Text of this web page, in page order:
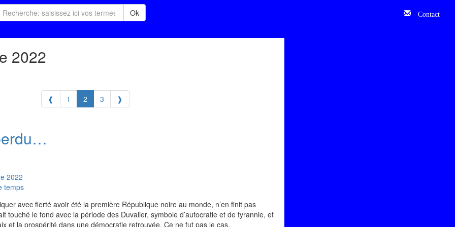
Ok Contact
2022
❰ 1 2 3 ❱
2022
temps
avec fierté avoir été la première République noire au monde, n’en finit pas
touché le fond avec la période des Duvalier, symbole d’autocratie et de tyrannie, et
et la prospérité dans une démocratie retrouvée. Ce ne fut pas le cas.